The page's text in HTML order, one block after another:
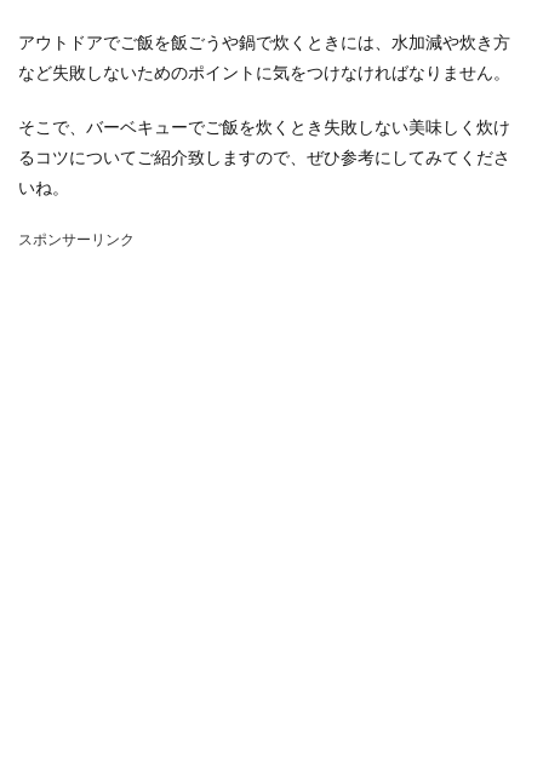
アウトドアでご飯を飯ごうや鍋で炊くときには、水加減や炊き方
など失敗しないためのポイントに気をつけなければなりません。
そこで、バーベキューでご飯を炊くとき失敗しない美味しく炊け
るコツについてご紹介致しますので、ぜひ参考にしてみてくださ
いね。
スポンサーリンク